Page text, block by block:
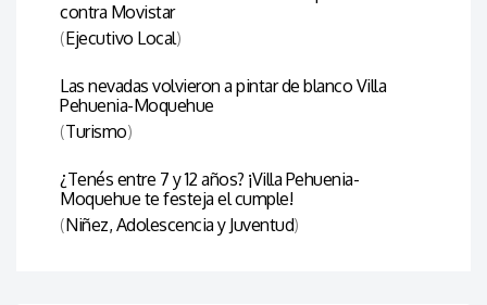
contra Movistar
(Ejecutivo Local)
Las nevadas volvieron a pintar de blanco Villa
Pehuenia-Moquehue
(Turismo)
¿Tenés entre 7 y 12 años? ¡Villa Pehuenia-
Moquehue te festeja el cumple!
(Niñez, Adolescencia y Juventud)